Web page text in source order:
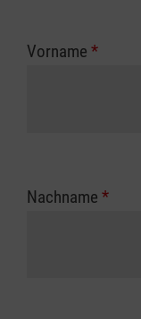
Vorname *
Nachname *